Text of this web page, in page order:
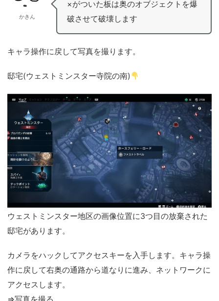
かきん
×がついた板は奥のオブジェクトを爆
破させて破壊します
キャラ操作に戻して写真を撮ります。
邸宅(ウェストミンスター寺院の南)
ウェストミンスター地区の画像位置に3つ目の放棄された
邸宅があります。
カメラをハックしてアクセスキーを入手します。キャラ操
作に戻して右奥の通路から道なりに進み、ネットワークに
アクセスします。
⇒写真を撮る